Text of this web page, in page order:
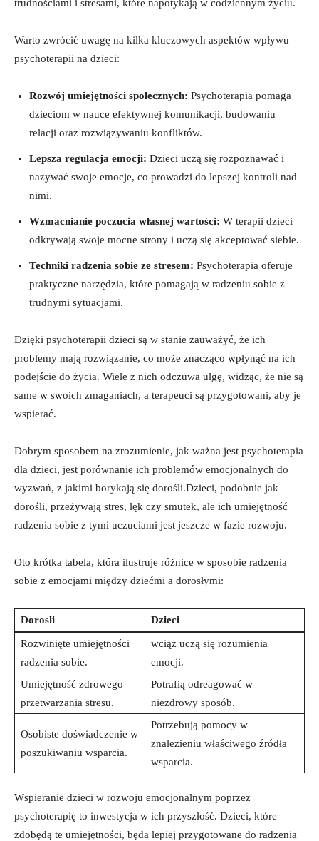
trudnościami i stresami, które napotykają w codziennym życiu.
Warto zwrócić uwagę na kilka kluczowych aspektów wpływu
psychoterapii na dzieci:
Rozwój umiejętności społecznych: Psychoterapia pomaga
dzieciom w nauce efektywnej komunikacji, budowaniu
relacji oraz rozwiązywaniu konfliktów.
Lepsza regulacja emocji: Dzieci uczą się rozpoznawać i
nazywać swoje emocje, co prowadzi do lepszej kontroli nad
nimi.
Wzmacnianie poczucia własnej wartości: W terapii dzieci
odkrywają swoje mocne strony i uczą się akceptować siebie.
Techniki radzenia sobie ze stresem: Psychoterapia oferuje
praktyczne narzędzia, które pomagają w radzeniu sobie z
trudnymi sytuacjami.
Dzięki psychoterapii dzieci są w stanie zauważyć, że ich
problemy mają rozwiązanie, co może znacząco wpłynąć na ich
podejście do życia. Wiele z nich odczuwa ulgę, widząc, że nie są
same w swoich zmaganiach, a terapeuci są przygotowani, aby je
wspierać.
Dobrym sposobem na zrozumienie, jak ważna jest psychoterapia
dla dzieci, jest porównanie ich problemów emocjonalnych do
wyzwań, z jakimi borykają się dorośli.Dzieci, podobnie jak
dorośli, przeżywają stres, lęk czy smutek, ale ich umiejętność
radzenia sobie z tymi uczuciami jest jeszcze w fazie rozwoju.
Oto krótka tabela, która ilustruje różnice w sposobie radzenia
sobie z emocjami między dziećmi a dorosłymi:
Dorosli Dzieci
Rozwinięte umiejętności
radzenia sobie.
wciąż uczą się rozumienia
emocji.
Umiejętność zdrowego
przetwarzania stresu.
Potrafią odreagować w
niezdrowy sposób.
Osobiste doświadczenie w
poszukiwaniu wsparcia.
Potrzebują pomocy w
znalezieniu właściwego źródła
wsparcia.
Wspieranie dzieci w rozwoju emocjonalnym poprzez
psychoterapię to inwestycja w ich przyszłość. Dzieci, które
zdobędą te umiejętności, będą lepiej przygotowane do radzenia